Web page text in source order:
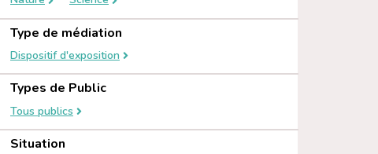
Type de médiation
Dispositif d'exposition
Types de Public
Tous publics
Situation